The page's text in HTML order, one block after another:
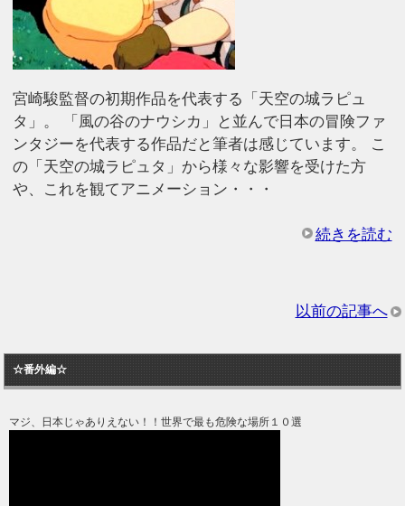
宮崎駿監督の初期作品を代表する「天空の城ラピュ
タ」。 「風の谷のナウシカ」と並んで日本の冒険ファ
ンタジーを代表する作品だと筆者は感じています。 こ
の「天空の城ラピュタ」から様々な影響を受けた方
や、これを観てアニメーション・・・
続きを読む
以前の記事へ
☆番外編☆
マジ、日本じゃありえない！！世界で最も危険な場所１０選